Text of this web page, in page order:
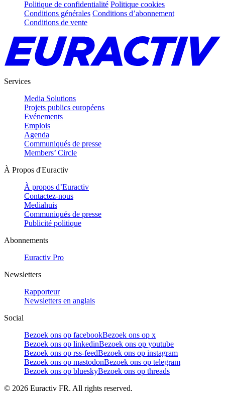
Politique de confidentialité Politique cookies
Conditions générales Conditions d’abonnement
Conditions de vente
Services
Media Solutions
Projets publics européens
Evénements
Emplois
Agenda
Communiqués de presse
Members’ Circle
À Propos d'Euractiv
À propos d’Euractiv
Contactez-nous
Mediahuis
Communiqués de presse
Publicité politique
Abonnements
Euractiv Pro
Newsletters
Rapporteur
Newsletters en anglais
Social
Bezoek ons op facebookBezoek ons op x
Bezoek ons op linkedinBezoek ons op youtube
Bezoek ons op rss-feedBezoek ons op instagram
Bezoek ons op mastodonBezoek ons op telegram
Bezoek ons op blueskyBezoek ons op threads
© 2026 Euractiv FR. All rights reserved.